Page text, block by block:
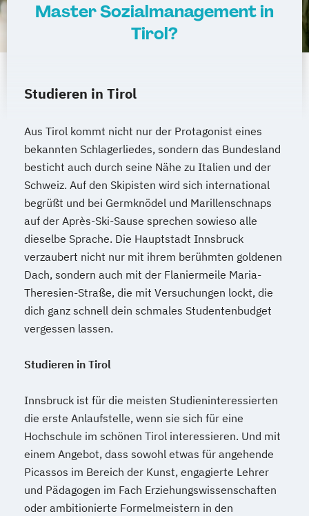
Master Sozialmanagement in
Tirol?
Studieren in Tirol
Aus Tirol kommt nicht nur der Protagonist eines
bekannten Schlagerliedes, sondern das Bundesland
besticht auch durch seine Nähe zu Italien und der
Schweiz. Auf den Skipisten wird sich international
begrüßt und bei Germknödel und Marillenschnaps
auf der Après-Ski-Sause sprechen sowieso alle
dieselbe Sprache. Die Hauptstadt Innsbruck
verzaubert nicht nur mit ihrem berühmten goldenen
Dach, sondern auch mit der Flaniermeile Maria-
Theresien-Straße, die mit Versuchungen lockt, die
dich ganz schnell dein schmales Studentenbudget
vergessen lassen.
Studieren in Tirol
Innsbruck ist für die meisten Studieninteressierten
die erste Anlaufstelle, wenn sie sich für eine
Hochschule im schönen Tirol interessieren. Und mit
einem Angebot, dass sowohl etwas für angehende
Picassos im Bereich der Kunst, engagierte Lehrer
und Pädagogen im Fach Erziehungswissenschaften
oder ambitionierte Formelmeistern in den